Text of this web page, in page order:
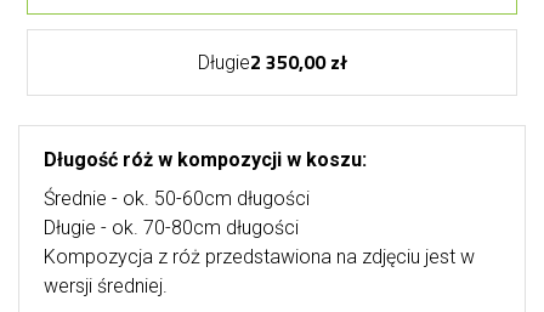
Długie2 350,00 zł
Długość róż w kompozycji w koszu:
Średnie - ok. 50-60cm długości
Długie - ok. 70-80cm długości
Kompozycja z róż przedstawiona na zdjęciu jest w
wersji średniej.